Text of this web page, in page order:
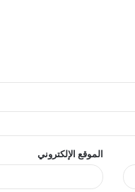
الموقع الإلكتروني